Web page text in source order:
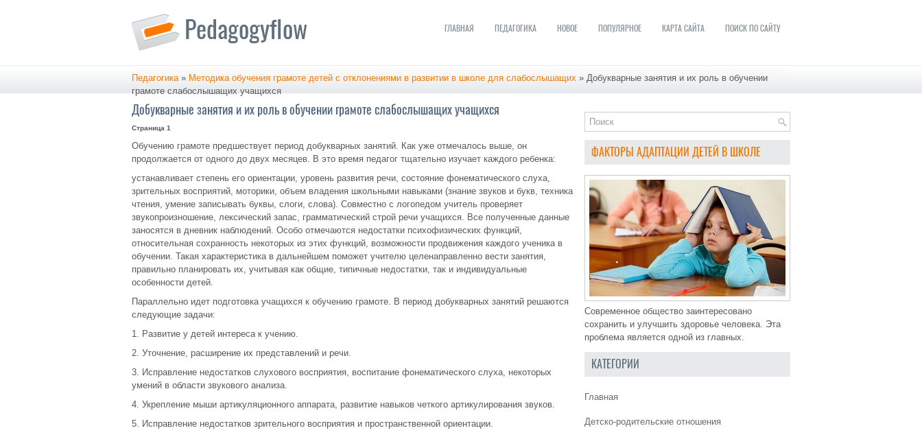
ГЛАВНАЯ ПЕДАГОГИКА НОВОЕ ПОПУЛЯРНОЕ КАРТА САЙТА ПОИСК ПО САЙТУ
Педагогика» Методика обучения грамоте детей с отклонениями в развитии в школе для слабослышащих » Добукварные занятия и их роль в обучении
грамоте слабослышащих учащихся
Добукварные занятия и их роль в обучении грамоте слабослышащих учащихся
Страница 1
Обучению грамоте предшествует период добукварных занятий. Как уже отмечалось выше, он
продолжается от одного до двух месяцев. В это время педагог тщательно изучает каждого ребенка:
устанавливает степень его ориентации, уровень развития речи, состояние фонематического слуха,
зрительных восприятий, моторики, объем владения школьными навыками (знание звуков и букв, техника
чтения, умение записывать буквы, слоги, слова). Совместно с логопедом учитель проверяет
звукопроизношение, лексический запас, грамматический строй речи учащихся. Все полученные данные
заносятся в дневник наблюдений. Особо отмечаются недостатки психофизических функций,
относительная сохранность некоторых из этих функций, возможности продвижения каждого ученика в
обучении. Такая характеристика в дальнейшем поможет учителю целенаправленно вести занятия,
правильно планировать их, учитывая как общие, типичные недостатки, так и индивидуальные
особенности детей.
Параллельно идет подготовка учащихся к обучению грамоте. В период добукварных занятий решаются
следующие задачи:
1. Развитие у детей интереса к учению.
2. Уточнение, расширение их представлений и речи.
3. Исправление недостатков слухового восприятия, воспитание фонематического слуха, некоторых
умений в области звукового анализа.
4. Укрепление мыши артикуляционного аппарата, развитие навыков четкого артикулирования звуков.
5. Исправление недостатков зрительного восприятия и пространственной ориентации.
ФАКТОРЫ АДАПТАЦИИ ДЕТЕЙ В ШКОЛЕ
Современное общество заинтересовано
сохранить и улучшить здоровье человека. Эта
проблема является одной из главных.
КАТЕГОРИИ
Главная
Детско-родительские отношения